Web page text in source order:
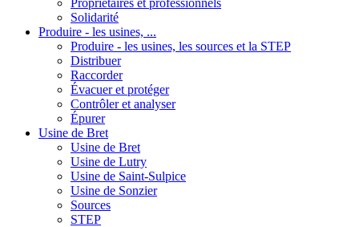
Solidarité
Produire - les usines, ...
Produire - les usines, les sources et la STEP
Distribuer
Raccorder
Évacuer et protéger
Contrôler et analyser
Épurer
Usine de Bret
Usine de Bret
Usine de Lutry
Usine de Saint-Sulpice
Usine de Sonzier
Sources
STEP